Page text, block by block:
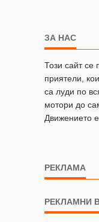
ЗА НАС
Този сайт се
приятели,
са луди по
мотори до
Движението
РЕКЛАМА
РЕКЛАМНИ